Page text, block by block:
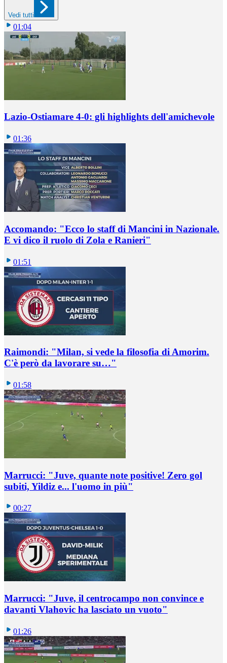
Vedi tutti
01:04
Lazio-Ostiamare 4-0: gli highlights dell'amichevole
01:36
Accomando: "Ecco lo staff di Mancini in Nazionale.
E vi dico il ruolo di Zola e Ranieri"
01:51
Raimondi: "Milan, si vede la filosofia di Amorim.
C'è però da lavorare su…"
01:58
Marrucci: "Juve, quante note positive! Zero gol
subiti, Yildiz e... l'uomo in più"
00:27
Marrucci: "Juve, il centrocampo non convince e
davanti Vlahovic ha lasciato un vuoto"
01:26